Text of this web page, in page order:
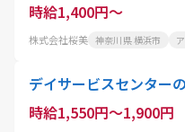
時給1,400円～
株式会社桜美 神奈川県 横浜市
デイサービスセンター
時給1,550円～1,900円